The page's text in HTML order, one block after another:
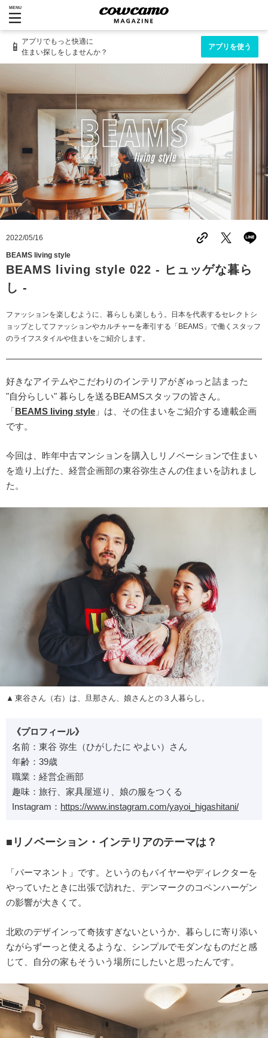
MENU
📱 アプリでもっと快適に
住まい探しをしませんか？
アプリを使う
2022/05/16
BEAMS living style
BEAMS living style 022 - ヒュッゲな暮ら
し -
ファッションを楽しむように、暮らしも楽しもう。日本を代表するセレクトシ
ョップとしてファッションやカルチャーを牽引する「BEAMS」で働くスタッフ
のライフスタイルや住まいをご紹介します。
好きなアイテムやこだわりのインテリアがぎゅっと詰まった
"自分らしい" 暮らしを送るBEAMSスタッフの皆さん。
「BEAMS living style 」は、その住まいをご紹介する連載企画
です。
今回は、昨年中古マンションを購入しリノベーションで住まい
を造り上げた、経営企画部の東谷弥生さんの住まいを訪れまし
た。
東谷さん（右）は、旦那さん、娘さんとの３人暮らし。
《プロフィール》
名前：東谷 弥生（ひがしたに やよい）さん
年齢：39歳
職業：経営企画部
趣味：旅行、家具屋巡り、娘の服をつくる
Instagram： https://www.instagram.com/yayoi_higashitani/
■リノベーション・インテリアのテーマは？
「パーマネント」です。というのもバイヤーやディレクターを
やっていたときに出張で訪れた、デンマークのコペンハーゲン
の影響が大きくて。
北欧のデザインって奇抜すぎないというか、暮らしに寄り添い
ながらずーっと使えるような、シンプルでモダンなものだと感
じて、自分の家もそういう場所にしたいと思ったんです。